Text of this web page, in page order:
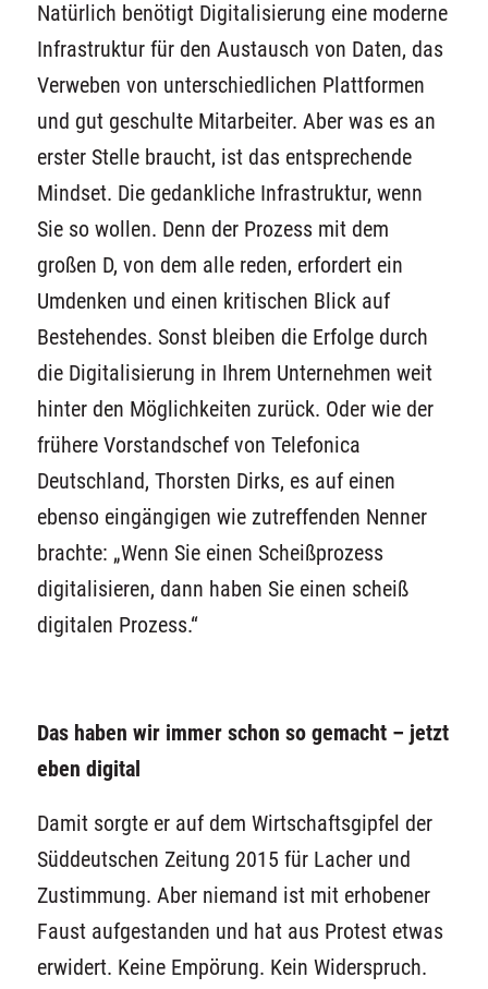
Natürlich benötigt Digitalisierung eine moderne
Infrastruktur für den Austausch von Daten, das
Verweben von unterschiedlichen Plattformen
und gut geschulte Mitarbeiter. Aber was es an
erster Stelle braucht, ist das entsprechende
Mindset. Die gedankliche Infrastruktur, wenn
Sie so wollen. Denn der Prozess mit dem
großen D, von dem alle reden, erfordert ein
Umdenken und einen kritischen Blick auf
Bestehendes. Sonst bleiben die Erfolge durch
die Digitalisierung in Ihrem Unternehmen weit
hinter den Möglichkeiten zurück. Oder wie der
frühere Vorstandschef von Telefonica
Deutschland, Thorsten Dirks, es auf einen
ebenso eingängigen wie zutreffenden Nenner
brachte: „Wenn Sie einen Scheißprozess
digitalisieren, dann haben Sie einen scheiß
digitalen Prozess.“
Das haben wir immer schon so gemacht – jetzt
eben digital
Damit sorgte er auf dem Wirtschaftsgipfel der
Süddeutschen Zeitung 2015 für Lacher und
Zustimmung. Aber niemand ist mit erhobener
Faust aufgestanden und hat aus Protest etwas
erwidert. Keine Empörung. Kein Widerspruch.